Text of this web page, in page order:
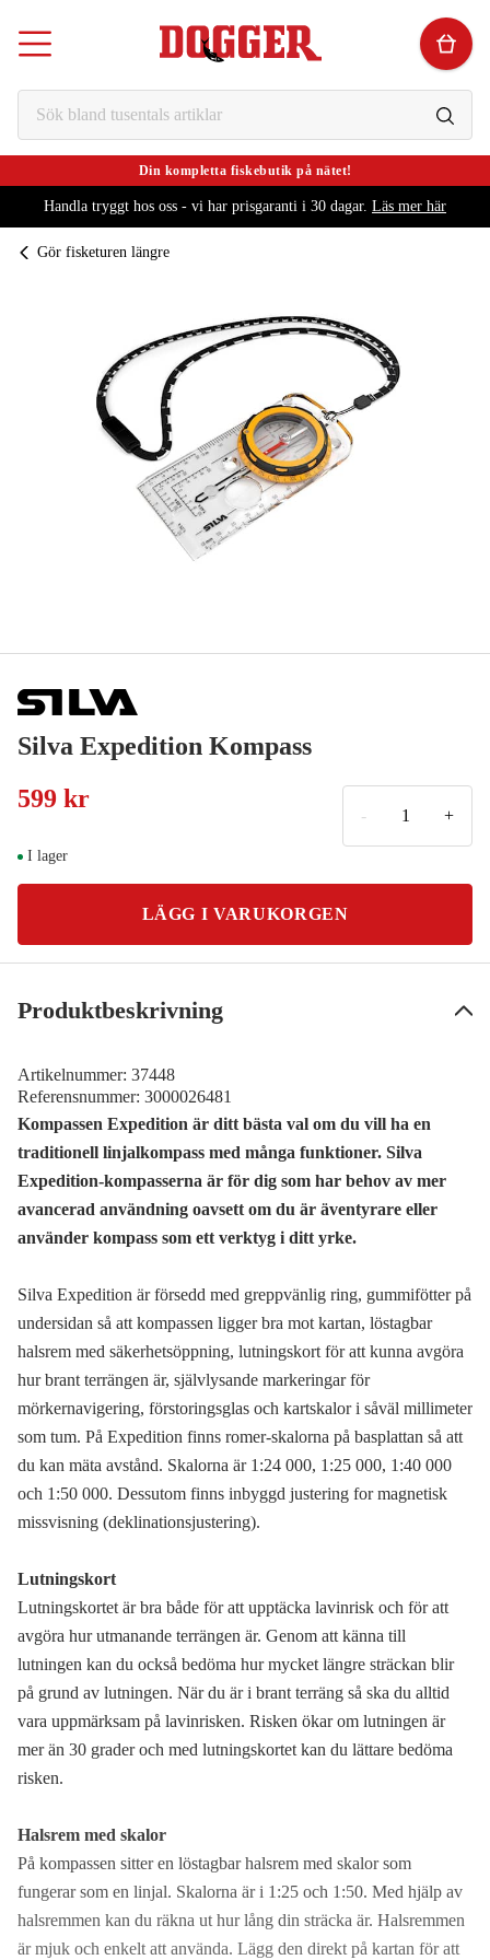
Din kompletta fiskebutik på nätet!
Handla tryggt hos oss - vi har prisgaranti i 30 dagar. Läs mer här
Gör fisketuren längre
Silva Expedition Kompass
599 kr
- +
I lager
LÄGG I VARUKORGEN
Produktbeskrivning
Artikelnummer: 37448
Referensnummer: 3000026481
Kompassen Expedition är ditt bästa val om du vill ha en
traditionell linjalkompass med många funktioner. Silva
Expedition-kompasserna är för dig som har behov av mer
avancerad användning oavsett om du är äventyrare eller
använder kompass som ett verktyg i ditt yrke.
Silva Expedition är försedd med greppvänlig ring, gummifötter på
undersidan så att kompassen ligger bra mot kartan, löstagbar
halsrem med säkerhetsöppning, lutningskort för att kunna avgöra
hur brant terrängen är, självlysande markeringar för
mörkernavigering, förstoringsglas och kartskalor i såväl millimeter
som tum. På Expedition finns romer-skalorna på basplattan så att
du kan mäta avstånd. Skalorna är 1:24 000, 1:25 000, 1:40 000
och 1:50 000. Dessutom finns inbyggd justering for magnetisk
missvisning (deklinationsjustering).
Lutningskort
Lutningskortet är bra både för att upptäcka lavinrisk och för att
avgöra hur utmanande terrängen är. Genom att känna till
lutningen kan du också bedöma hur mycket längre sträckan blir
på grund av lutningen. När du är i brant terräng så ska du alltid
vara uppmärksam på lavinrisken. Risken ökar om lutningen är
mer än 30 grader och med lutningskortet kan du lättare bedöma
risken.
Halsrem med skalor
På kompassen sitter en löstagbar halsrem med skalor som
fungerar som en linjal. Skalorna är i 1:25 och 1:50. Med hjälp av
halsremmen kan du räkna ut hur lång din sträcka är. Halsremmen
är mjuk och enkelt att använda. Lägg den direkt på kartan för att